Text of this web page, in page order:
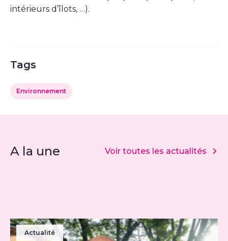
intérieurs d’îlots, …).
Tags
Environnement
A la une Voir toutes les actualités
Actualité